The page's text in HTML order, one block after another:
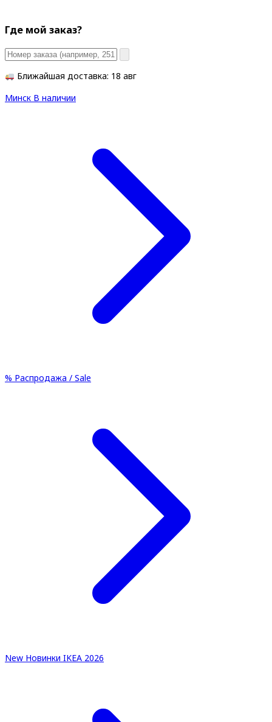
Где мой заказ?
Ближайшая доставка: 18 авг
Минск В наличии
% Распродажа / Sale
New Новинки IKEA 2026